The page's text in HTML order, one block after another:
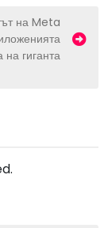
на Meta
гиганта